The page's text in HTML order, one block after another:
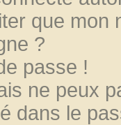
que mon
?
passe !
ne peux
dans le